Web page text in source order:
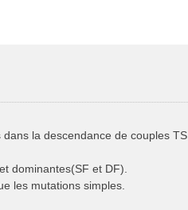
la descendance de couples TS,
dominantes(SF et DF).
les mutations simples.